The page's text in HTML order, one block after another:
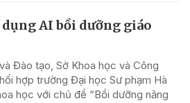
AI bồi dưỡng giáo
Đào tạo, Sở Khoa học và Công
hợp trường Đại học Sư phạm Hà
học với chủ đề “Bồi dưỡng năng